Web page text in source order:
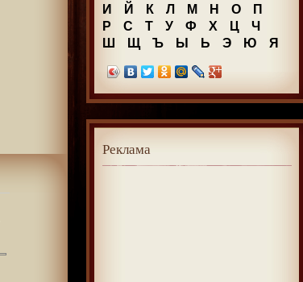
И
Й К Л М Н О
П
Р
С Т У Ф Х Ц
Ч
Ш
Щ Ъ Ы Ь Э Ю Я
Реклама